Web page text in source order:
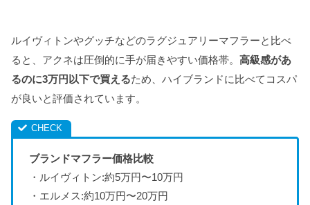
ルイヴィトンやグッチなどのラグジュアリーマフラーと比べ
ると、アクネは圧倒的に手が届きやすい価格帯。 高級感があ
るのに3万円以下で買えるため、ハイブランドに比べてコスパ
が良いと評価されています。
ブランドマフラー価格比較
・ルイヴィトン:約5万円〜10万円
・エルメス:約10万円〜20万円